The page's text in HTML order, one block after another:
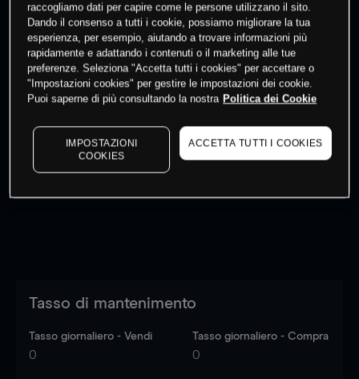
Fai trading
I prezzi sono solo indicativi. Accediper vedere gli ultimi
dati di mercato
to see latest market data
Tasso di mantenimento
Tasso giornaliero - Vendi
0
Tasso giornaliero - Compra
0
raccogliamo dati per capire come le persone utilizzano il sito.
Dando il consenso a tutti i cookie, possiamo migliorare la tua
esperienza, per esempio, aiutando a trovare informazioni più
rapidamente e adattando i contenuti o il marketing alle tue
preferenze. Seleziona "Accetta tutti i cookies" per accettare o
"Impostazioni cookies" per gestire le impostazioni dei cookie.
Puoi saperne di più consultando la nostra Politica dei Cookie
IMPOSTAZIONI
COOKIES
ACCETTA TUTTI I COOKIES